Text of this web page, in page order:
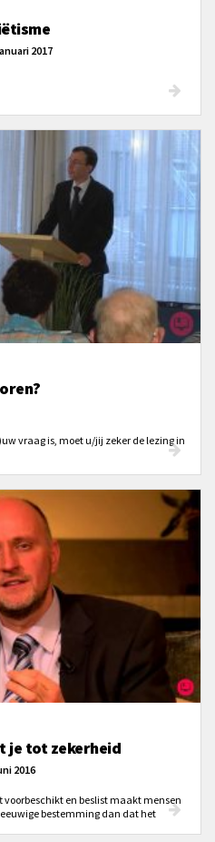
2017
vraag is, moet u/jij zeker de lezing in
je tot zekerheid
2016
en beslist maakt mensen
bestemming dan dat het